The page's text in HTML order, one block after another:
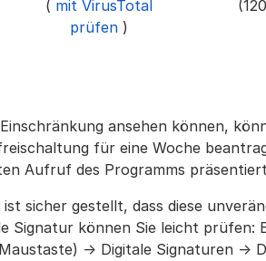
( mit VirusTotal
prüfen)
ansehen können,
für eine Woche
Aufruf des Programms
sicher gestellt, dass diese
Signatur können Sie leicht prüfen:
→ Digitale Signaturen →